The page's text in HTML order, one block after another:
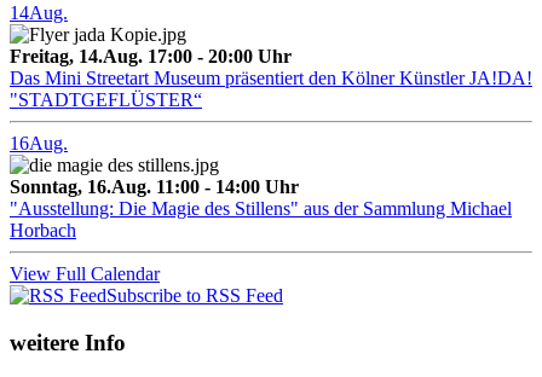
14Aug.
Freitag, 14.Aug. 17:00 - 20:00 Uhr
Das Mini Streetart Museum präsentiert den Kölner Künstler JA!DA!
"STADTGEFLÜSTER“
16Aug.
Sonntag, 16.Aug. 11:00 - 14:00 Uhr
"Ausstellung: Die Magie des Stillens" aus der Sammlung Michael
Horbach
View Full Calendar
Subscribe to RSS Feed
weitere Info